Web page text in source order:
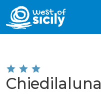
Chiedilaluna